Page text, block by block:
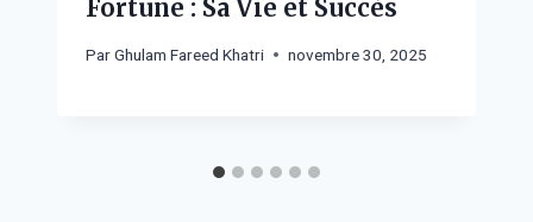
Fortune : Sa Vie et Succès
ParGhulam Fareed Khatri novembre 30, 2025